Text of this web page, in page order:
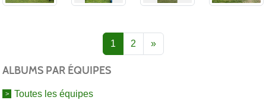
1 2 »
ALBUMS PAR ÉQUIPES
Toutes les équipes